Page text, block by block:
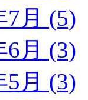
7月 (5)
6月 (3)
5月 (3)